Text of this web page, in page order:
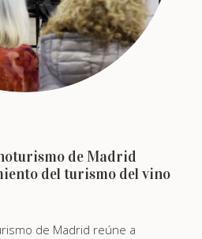
de Madrid
del turismo del vino
de Madrid reúne a